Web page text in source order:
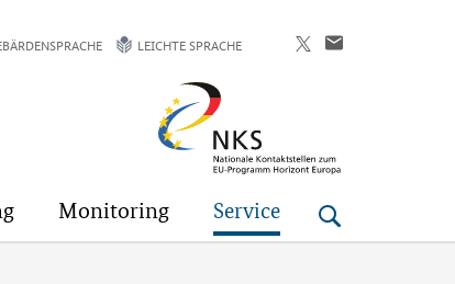
LEICHTE SPRACHE
Horizont
Europa
Monitoring Service